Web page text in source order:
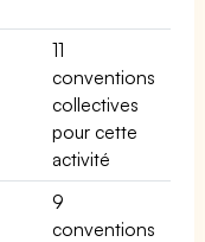
11
conventions
collectives
pour cette
activité
9
conventions